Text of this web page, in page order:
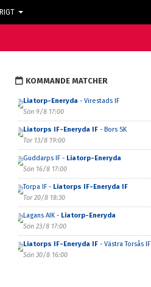
KOMMANDE MATCHER
Liatorp-Eneryda- Virestads IF
Sön 9/8 17:00
Liatorps IF-Eneryda IF- Bors SK
Tor 13/8 19:00
Guddarps IF - Liatorp-Eneryda
Sön 16/8 17:00
Torpa IF - Liatorps IF-Eneryda IF
Tor 20/8 18:30
Lagans AIK - Liatorp-Eneryda
Sön 23/8 17:00
Liatorps IF-Eneryda IF- Västra Torsås IF
Sön 30/8 16:00